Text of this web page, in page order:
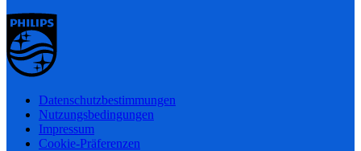
Datenschutzbestimmungen
Nutzungsbedingungen
Impressum
Cookie-Präferenzen